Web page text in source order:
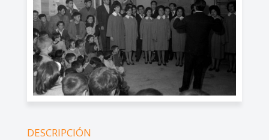
DESCRIPCIÓN